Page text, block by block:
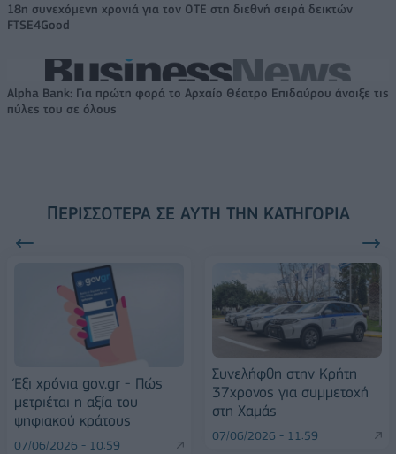
18η συνεχόμενη χρονιά για τον ΟΤΕ στη διεθνή σειρά δεικτών
FTSE4Good
Alpha Bank: Για πρώτη φορά το Αρχαίο Θέατρο Επιδαύρου άνοιξε τις
πύλες του σε όλους
ΠΕΡΙΣΣΌΤΕΡΑ ΣΕ ΑΥΤΉ ΤΗΝ ΚΑΤΗΓΟΡΊΑ
Έξι χρόνια gov.gr - Πώς
μετριέται η αξία του
ψηφιακού κράτους
07/06/2026 - 10:59
Συνελήφθη στην Κρήτη
37χρονος για συμμετοχή
στη Χαμάς
07/06/2026 - 11:59